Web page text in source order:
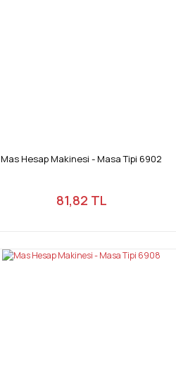
Mas Hesap Makinesi - Masa Tipi 6902
81,82 TL